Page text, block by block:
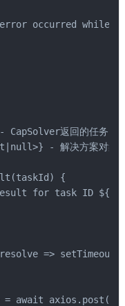
occurred while
返回的任务ID
- 解决方案对象，
{
for task ID
=>
await